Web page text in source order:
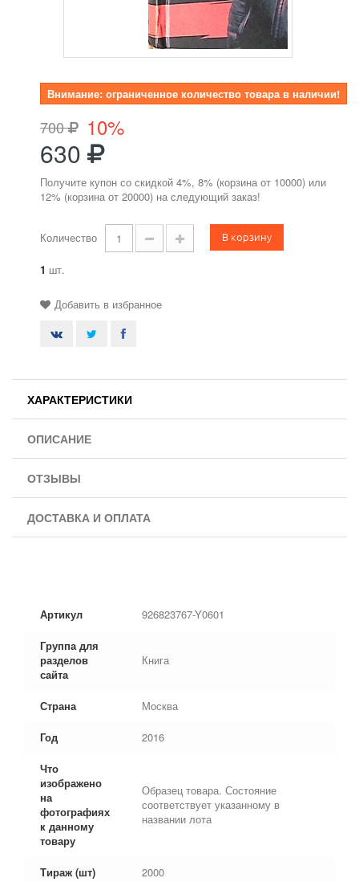
Внимание: ограниченное количество товара в наличии!
700 10%
630
Получите купон со скидкой 4%, 8% (корзина от 10000) или
12% (корзина от 20000) на следующий заказ!
Количество В корзину
1 шт.
Добавить в избранное
ХАРАКТЕРИСТИКИ
ОПИСАНИЕ
ОТЗЫВЫ
ДОСТАВКА И ОПЛАТА
Артикул 926823767-Y0601
Группа для
разделов
сайта
Книга
Страна Москва
Год 2016
Что
изображено
на
фотографиях
к данному
товару
Образец товара. Состояние
соответствует указанному в
названии лота
Тираж (шт) 2000